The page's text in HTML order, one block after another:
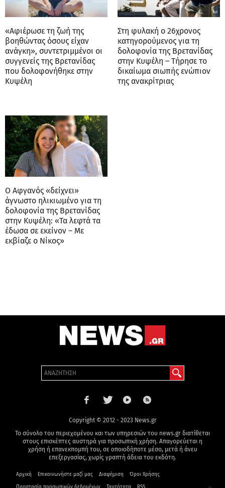
«Αφιέρωσε τη ζωή της
βοηθώντας όσους είχαν
ανάγκη», συντετριμμένοι οι
συγγενείς της Βρετανίδας
που δολοφονήθηκε στην
Κυψέλη
Στη φυλακή ο 26χρονος
κατηγορούμενος για τη
δολοφονία της Βρετανίδας
στην Κυψέλη – Τήρησε το
δικαίωμα σιωπής ενώπιον
της ανακρίτριας
Ο Αφγανός «δείχνει»
άγνωστο ηλικιωμένο για τη
δολοφονία της Βρετανίδας
στην Κυψέλη: «Τα λεφτά τα
έδωσα σε εκείνον – Με
εκβίαζε ο Νίκος»
Copyright © 2012 - 2023 News.gr
Το σύνολο του περιεχομένου και των υπηρεσιών του news.gr διατίθεται
στους επισκέπτες αυστηρά για προσωπική χρήση. Απαγορεύεται η
χρήση ή επανεκπομπή του, σε οποιοδήποτε μέσο, μετά ή άνευ
επεξεργασίας, χωρίς γραπτή άδεια του εκδότη.
Αρχική Επικοινωνήστε μαζί μας Διαφήμιση Όροι Χρήσης